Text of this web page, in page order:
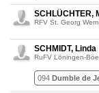
SCHLÜCHTER,
RFV St. Georg
SCHMIDT, Linda
RuFV Löningen-
094 Dumble de